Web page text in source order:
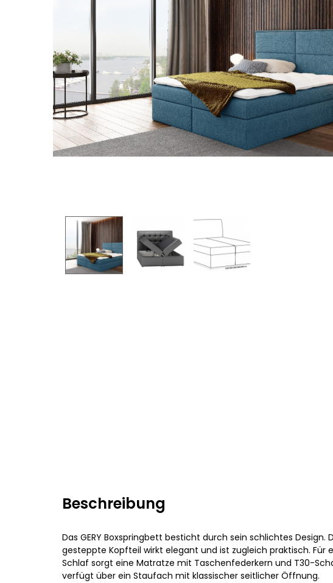
Beschreibung
Das GERY Boxspringbett besticht durch sein schlichtes Design.
gesteppte Kopfteil wirkt elegant und ist zugleich praktisch. Für
Schlaf sorgt eine Matratze mit Taschenfederkern und T30-
verfügt über ein Staufach mit klassischer seitlicher Öffnung.